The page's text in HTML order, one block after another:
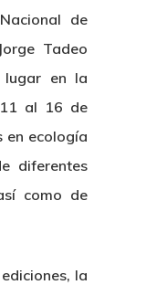
de
Tadeo
lugar en la
al 16 de
en ecología
diferentes
como de
la